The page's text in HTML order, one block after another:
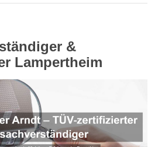
&
Lampertheim